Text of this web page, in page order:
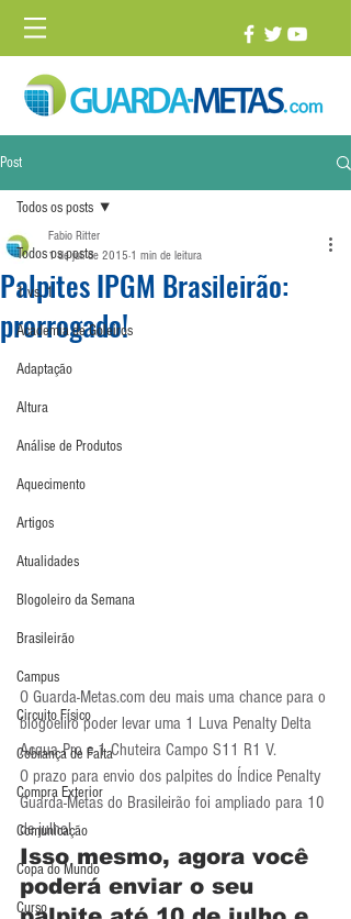
Post
Todos os posts
1 vs. 1
Academia de Goleiros
Adaptação
Altura
Análise de Produtos
Aquecimento
Artigos
Atualidades
Blogoleiro da Semana
Brasileirão
Campus
Circuito Físico
Cobrança de Falta
Compra Exterior
Comunicação
Copa do Mundo
Curso
Todos os posts
Palpites IPGM Brasileirão:
prorrogado!
Fabio Ritter
1 de jul. de 2015 1 min de leitura
O Guarda-Metas.com deu mais uma chance para o
blogoeliro poder levar uma 1 Luva Penalty Delta
Acqua Pro e 1 Chuteira Campo S11 R1 V.
O prazo para envio dos palpites do Índice Penalty
Guarda-Metas do Brasileirão foi ampliado para 10
de julho!
Isso mesmo, agora você
poderá enviar o seu